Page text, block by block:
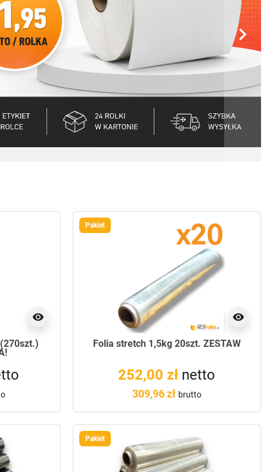

visibility
Pakiet
visibility
Folia stretch 1,5kg 20szt. ZESTAW
252,00 zł netto
309,96 zł brutto
Pakiet